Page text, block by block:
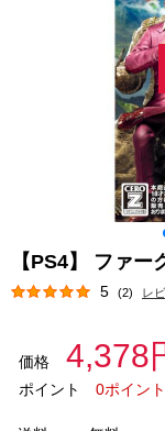
【PS4】 ファ
5 (2) レ
価格 4,378
ポイント 0ポイン